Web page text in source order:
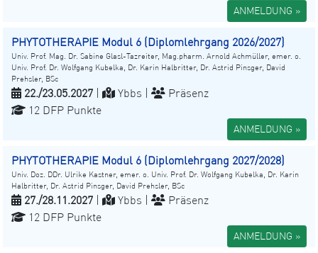
ANMELDUNG »
PHYTOTHERAPIE Modul 6 (Diplomlehrgang 2026/2027)
Univ. Prof. Mag. Dr. Sabine Glasl-Tazreiter, Mag.pharm. Arnold Achmüller, emer. o.
Univ. Prof. Dr. Wolfgang Kubelka, Dr. Karin Halbritter, Dr. Astrid Pinsger, David
Prehsler, BSc
22./23.05.2027 Ybbs |
Präsenz
12 DFP Punkte
ANMELDUNG »
PHYTOTHERAPIE Modul 6 (Diplomlehrgang 2027/2028)
Univ. Doz. DDr. Ulrike Kastner, emer. o. Univ. Prof. Dr. Wolfgang Kubelka, Dr. Karin
Halbritter, Dr. Astrid Pinsger, David Prehsler, BSc
27./28.11.2027 Ybbs |
Präsenz
12 DFP Punkte
ANMELDUNG »